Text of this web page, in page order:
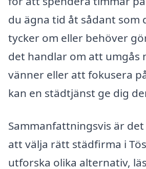
du ägna tid åt sådant som
tycker om eller behöver
det handlar om att umgås
vänner eller att fokusera
kan en städtjänst ge dig
Sammanfattningsvis är
att välja rätt städfirma i
utforska olika alternativ,